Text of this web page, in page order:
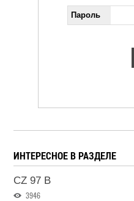
Пароль
ИНТЕРЕСНОЕ В РАЗДЕЛЕ
CZ 97 B
3946